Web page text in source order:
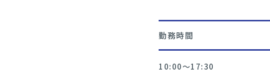
勤務時間
10:00〜17:30